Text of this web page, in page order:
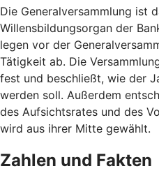
Die Generalversammlung ist
Willensbildungsorgan der
legen vor der
Tätigkeit ab. Die
fest und beschließt, wie der
werden soll. Außerdem
des Aufsichtsrates und des
wird aus ihrer Mitte gewählt.
Zahlen und Fakten